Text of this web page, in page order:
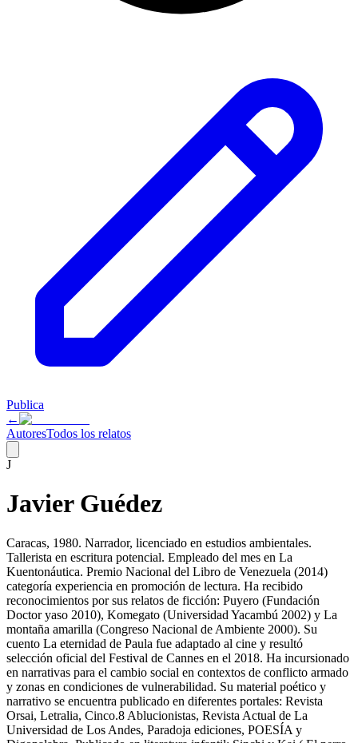
Publica
←
AutoresTodos los relatos
J
Javier Guédez
Caracas, 1980. Narrador, licenciado en estudios ambientales.
Tallerista en escritura potencial. Empleado del mes en La
Kuentonáutica. Premio Nacional del Libro de Venezuela (2014)
categoría experiencia en promoción de lectura. Ha recibido
reconocimientos por sus relatos de ficción: Puyero (Fundación
Doctor yaso 2010), Komegato (Universidad Yacambú 2002) y La
montaña amarilla (Congreso Nacional de Ambiente 2000). Su
cuento La eternidad de Paula fue adaptado al cine y resultó
selección oficial del Festival de Cannes en el 2018. Ha incursionado
en narrativas para el cambio social en contextos de conflicto armado
y zonas en condiciones de vulnerabilidad. Su material poético y
narrativo se encuentra publicado en diferentes portales: Revista
Orsai, Letralia, Cinco.8 Ablucionistas, Revista Actual de La
Universidad de Los Andes, Paradoja ediciones, POESÍA y